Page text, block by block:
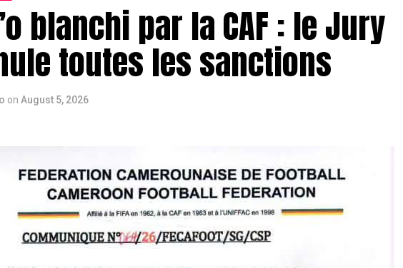
blanchi par la CAF : le Jury
toutes les sanctions
on August 5, 2026